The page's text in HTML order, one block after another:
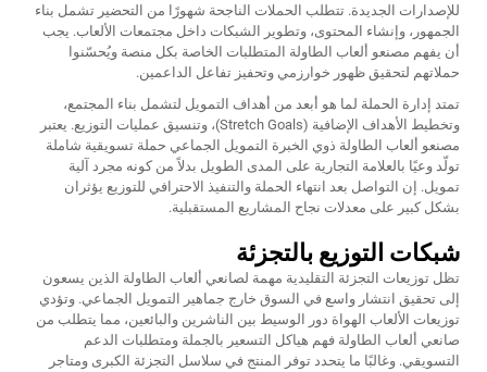
للإصدارات الجديدة. تتطلب الحملات الناجحة شهورًا من التحضير تشمل بناء
الجمهور، وإنشاء المحتوى، وتطوير الشبكات داخل مجتمعات الألعاب. يجب
أن يفهم مصنعو ألعاب الطاولة المتطلبات الخاصة بكل منصة ويُحسّنوا
حملاتهم لتحقيق ظهور خوارزمي وتحفيز تفاعل الداعمين.
تمتد إدارة الحملة لما هو أبعد من أهداف التمويل لتشمل بناء المجتمع،
وتخطيط الأهداف الإضافية (Stretch Goals)، وتنسيق عمليات التوزيع. يعتبر
مصنعو ألعاب الطاولة ذوي الخبرة التمويل الجماعي حملة تسويقية شاملة
تولّد وعيًا بالعلامة التجارية على المدى الطويل بدلاً من كونه مجرد آلية
تمويل. إن التواصل بعد انتهاء الحملة والتنفيذ الاحترافي للتوزيع يؤثران
بشكل كبير على معدلات نجاح المشاريع المستقبلية.
شبكات التوزيع بالتجزئة
تظل توزيعات التجزئة التقليدية مهمة لصانعي ألعاب الطاولة الذين يسعون
إلى تحقيق انتشار واسع في السوق خارج جماهير التمويل الجماعي. وتؤدي
توزيعات الألعاب الهواة دور الوسيط بين الناشرين والبائعين، مما يتطلب من
صانعي ألعاب الطاولة فهم هياكل التسعير بالجملة ومتطلبات الدعم
التسويقي. وغالبًا ما يتحدد توفر المنتج في سلاسل التجزئة الكبرى ومتاجر